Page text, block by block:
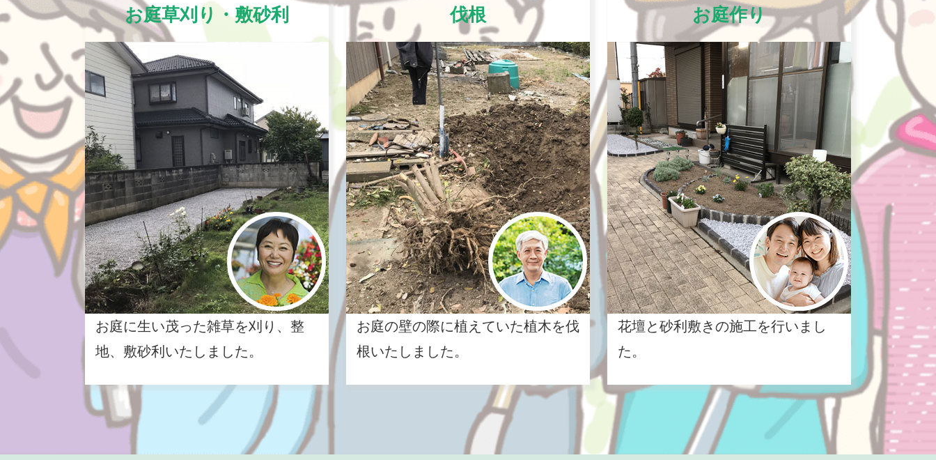
お庭草刈り・敷砂利
お庭に生い茂った雑草を刈り、整
地、敷砂利いたしました。
伐根
お庭の壁の際に植えていた植木を伐
根いたしました。
お庭作り
花壇と砂利敷きの施工を行いまし
た。